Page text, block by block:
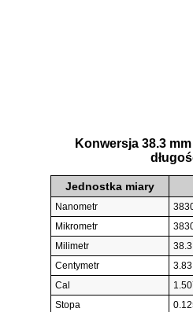
Konwersja 38.3
Jednostka miary
Nanometr
Mikrometr
Milimetr
Centymetr
Cal
Stopa